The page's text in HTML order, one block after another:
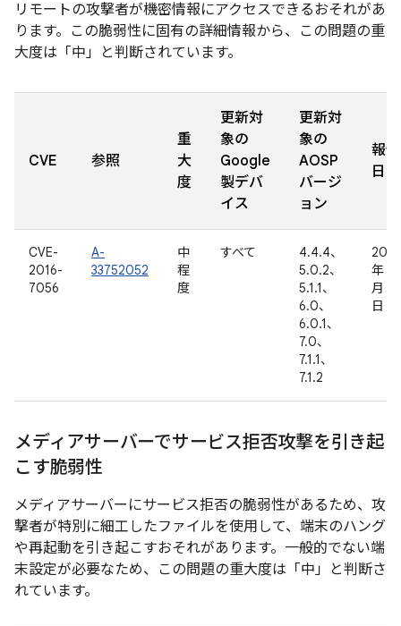
リモートの攻撃者が機密情報にアクセスできるおそれがあ
ります。この脆弱性に固有の詳細情報から、この問題の重
大度は「中」と判断されています。
CVE 参照
重
大
度
更新対
象の
Google
製デバ
イス
更新対
象の
AOSP
バージ
ョン
報告
日
CVE-
2016-
7056
A-
33752052
中
程
度
すべて
4.4.4、
5.0.2、
5.1.1、
6.0、
6.0.1、
7.0、
7.1.1、
7.1.2
2016
年 12
月 19
日
メディアサーバーでサービス拒否攻撃を引き起
こす脆弱性
メディアサーバーにサービス拒否の脆弱性があるため、攻
撃者が特別に細工したファイルを使用して、端末のハング
や再起動を引き起こすおそれがあります。一般的でない端
末設定が必要なため、この問題の重大度は「中」と判断さ
れています。